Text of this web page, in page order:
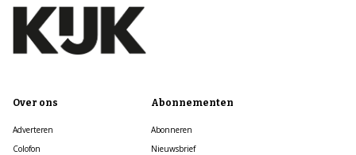
Over ons
Adverteren
Colofon
Abonnementen
Abonneren
Nieuwsbrief